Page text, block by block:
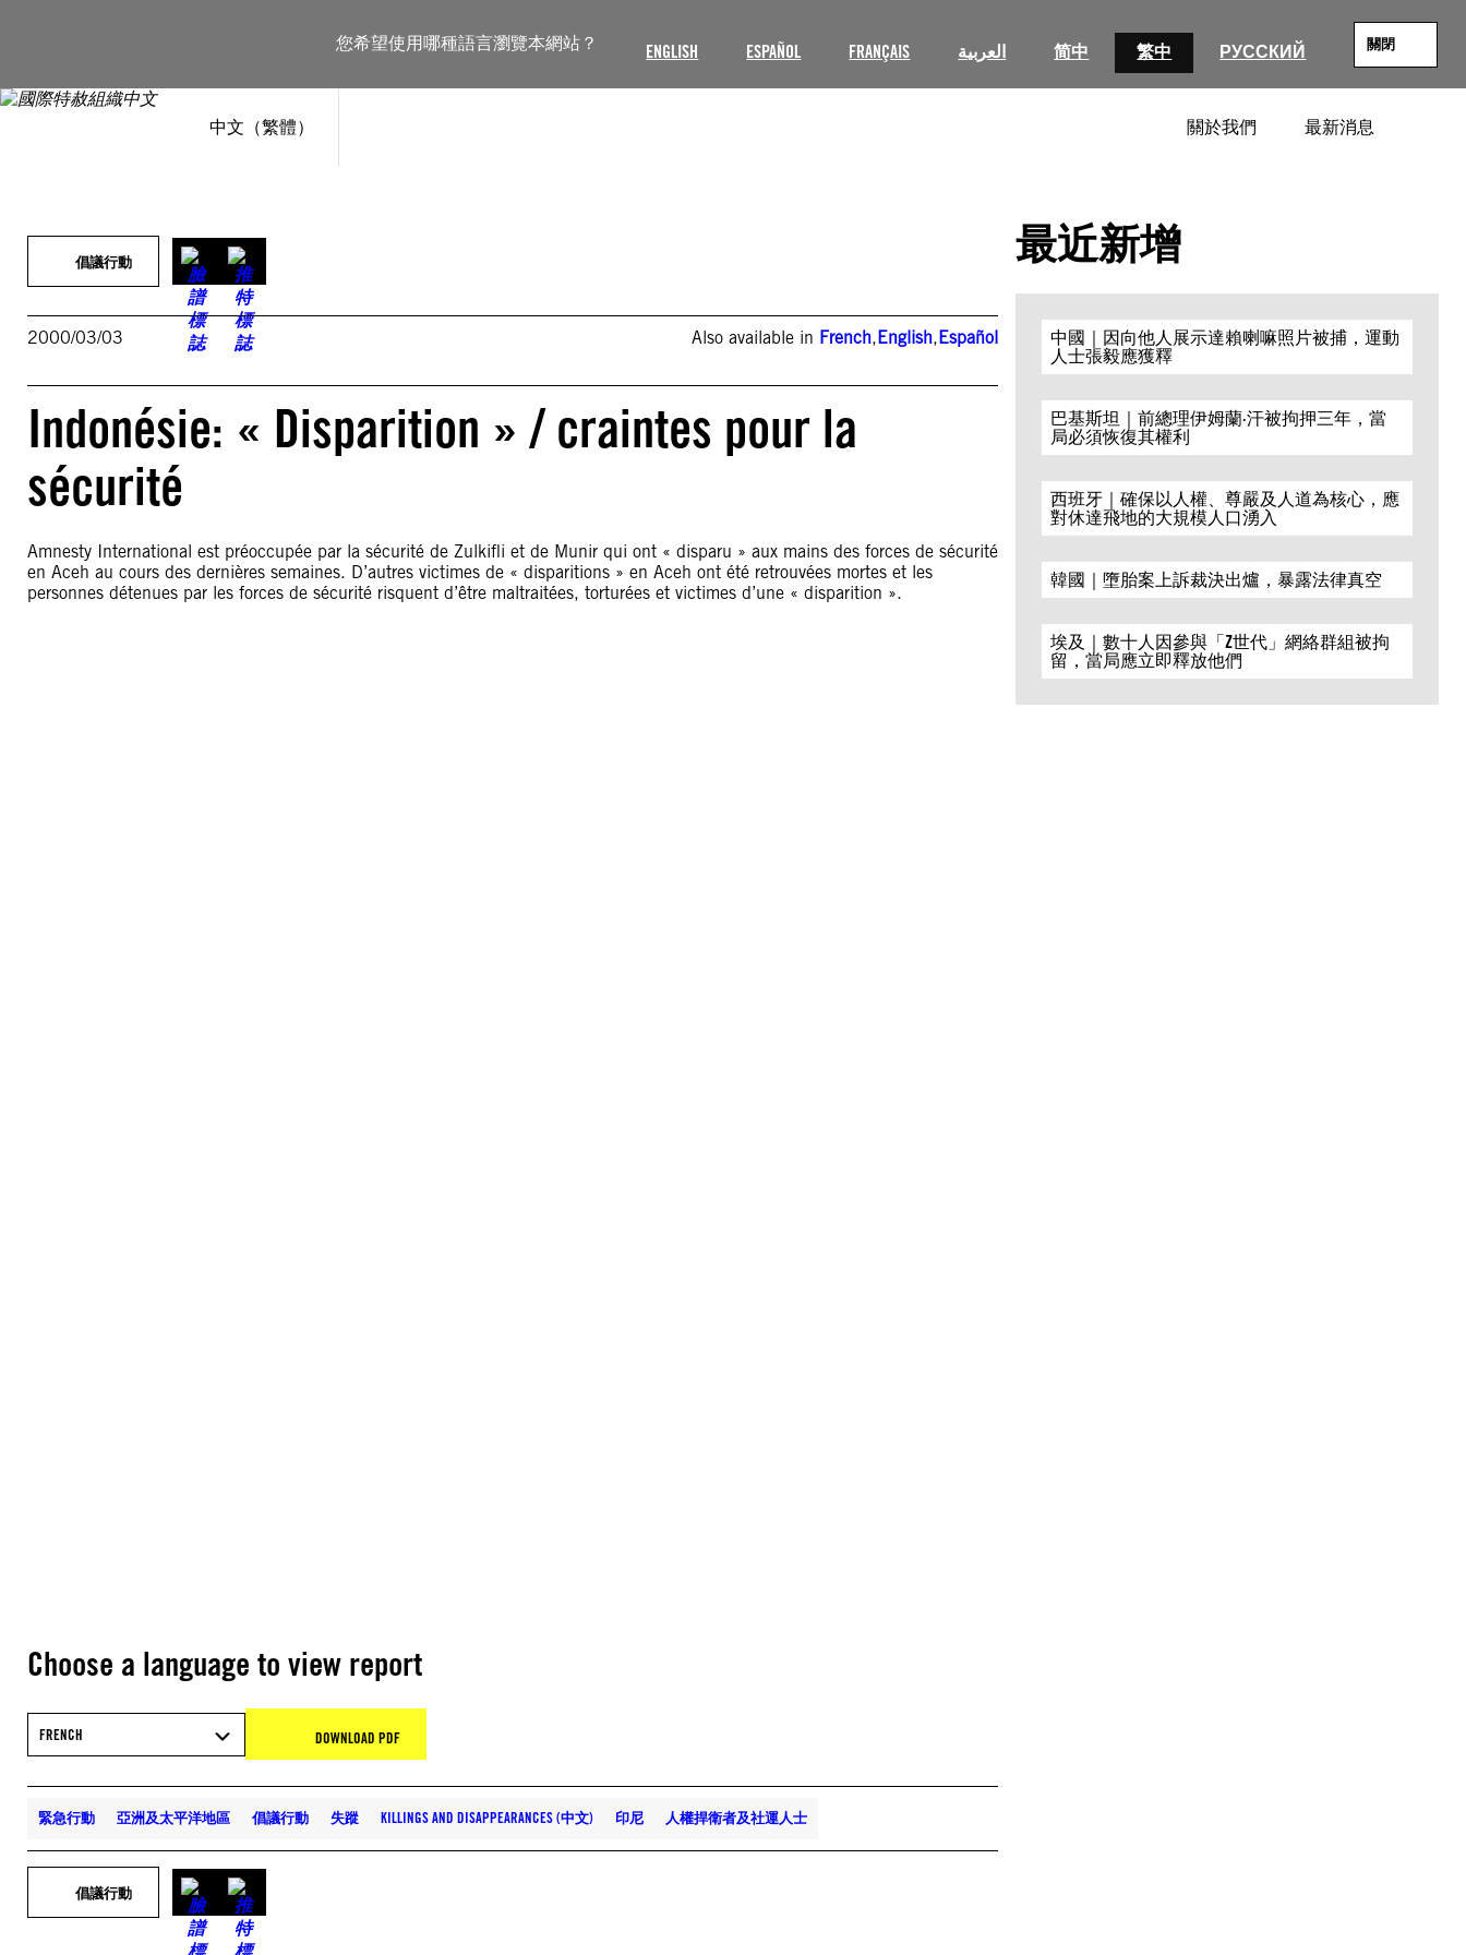
您希望使用哪種語言瀏覽本網站？ ENGLISH ESPAÑOL FRANÇAIS العربية 简中 繁中 РУССКИЙ 關閉
中文（繁體） 關於我們 最新消息
內
倡議行動
2000/03/03 Also available in French,English,Español
Indonésie: « Disparition » / craintes pour la
sécurité
Amnesty International est préoccupée par la sécurité de Zulkifli et de Munir qui ont « disparu » aux mains des forces de sécurité
en Aceh au cours des dernières semaines. D’autres victimes de « disparitions » en Aceh ont été retrouvées mortes et les
personnes détenues par les forces de sécurité risquent d’être maltraitées, torturées et victimes d’une « disparition ».
Choose a language to view report
FRENCH DOWNLOAD PDF
緊急行動 亞洲及太平洋地區 倡議行動 失蹤 KILLINGS AND DISAPPEARANCES (中文) 印尼 人權捍衛者及社運人士
倡議行動
最近新增
中國｜因向他人展示達賴喇嘛照片被捕，運動
人士張毅應獲釋
巴基斯坦｜前總理伊姆蘭·汗被拘押三年，當
局必須恢復其權利
西班牙｜確保以人權、尊嚴及人道為核心，應
對休達飛地的大規模人口湧入
韓國｜墮胎案上訴裁決出爐，暴露法律真空
埃及｜數十人因參與「Z世代」網絡群組被拘
留，當局應立即釋放他們